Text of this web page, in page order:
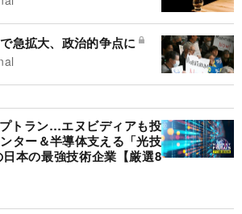
急拡大、政治的争点に
トラン…エヌビディアも投
ター＆半導体支える「光技
本の最強技術企業【厳選8